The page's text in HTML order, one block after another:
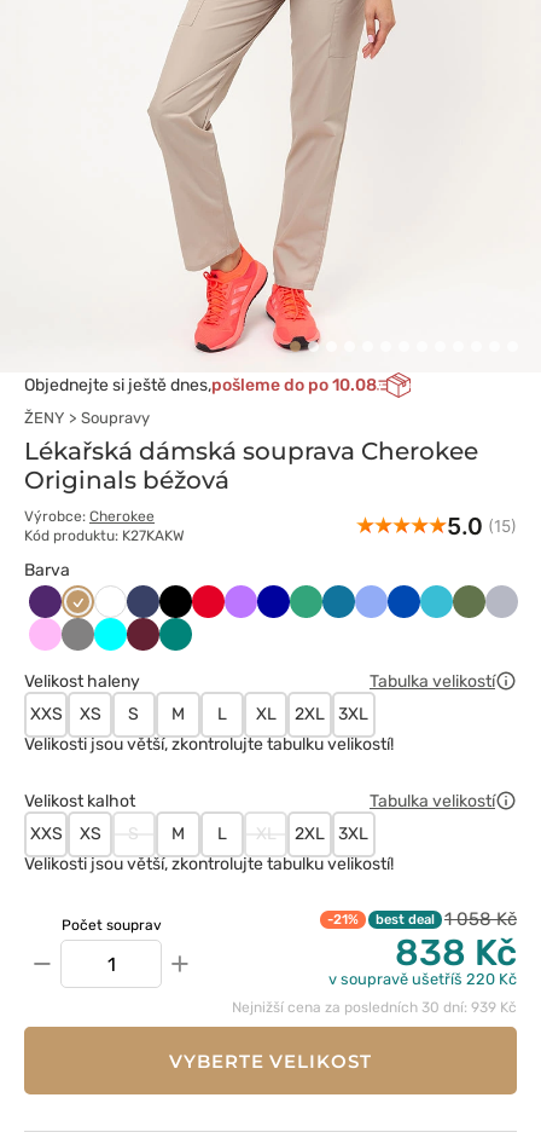
Objednejte si ještě dnes,pošleme do po 10.08
ŽENY Soupravy
Lékařská dámská souprava Cherokee
Originals béžová
Výrobce: Cherokee
Kód produktu: K27KAKW
5.0 (15)
Barva
Bakłażanowy
Beżowy
Biały Ciemny
granat
CzarnyCzerwony
FioletowyGranatowy
JasnyKaraibskiKlasyczny
Królewski
MorskiOliwkowy
Różowy
Szary TurkusWiśniowy
Zielony
Velikost haleny
Tabulka velikostí
XXS
XS S M L XL 2XL
3XL
Velikosti jsou větší, zkontrolujte tabulku velikostí!
Velikost kalhot
Tabulka velikostí
XXS
XS S M L XL 2XL
3XL
Velikosti jsou větší, zkontrolujte tabulku velikostí!
Počet souprav
− +
-21% best deal 1 058 Kč
838 Kč
v soupravě ušetříš 220 Kč
Nejnižší cena za posledních 30 dní: 939 Kč
VYBERTE VELIKOST